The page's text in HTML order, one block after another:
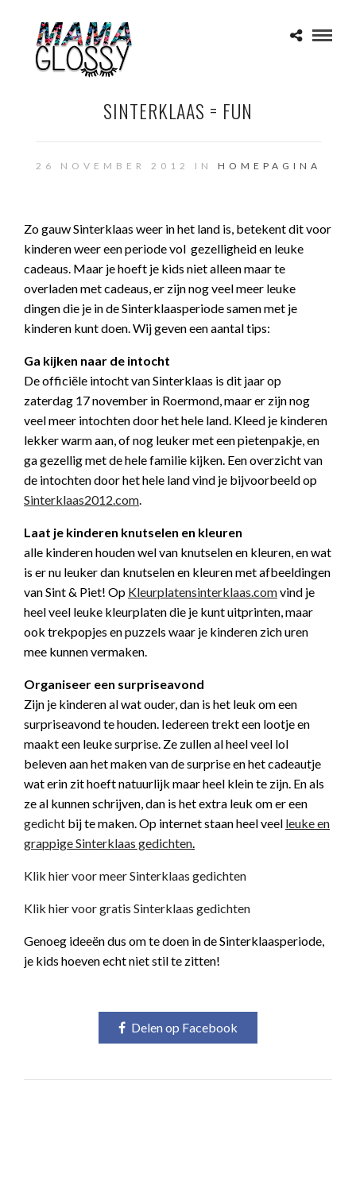
SINTERKLAAS = FUN
26 NOVEMBER 2012 IN HOMEPAGINA
Zo gauw Sinterklaas weer in het land is, betekent dit voor
kinderen weer een periode vol gezelligheid en leuke
cadeaus. Maar je hoeft je kids niet alleen maar te
overladen met cadeaus, er zijn nog veel meer leuke
dingen die je in de Sinterklaasperiode samen met je
kinderen kunt doen. Wij geven een aantal tips:
Ga kijken naar de intocht
De officiële intocht van Sinterklaas is dit jaar op
zaterdag 17 november in Roermond, maar er zijn nog
veel meer intochten door het hele land. Kleed je kinderen
lekker warm aan, of nog leuker met een pietenpakje, en
ga gezellig met de hele familie kijken. Een overzicht van
de intochten door het hele land vind je bijvoorbeeld op
Sinterklaas2012.com.
Laat je kinderen knutselen en kleuren
alle kinderen houden wel van knutselen en kleuren, en wat
is er nu leuker dan knutselen en kleuren met afbeeldingen
van Sint & Piet! Op Kleurplatensinterklaas.comvind je
heel veel leuke kleurplaten die je kunt uitprinten, maar
ook trekpopjes en puzzels waar je kinderen zich uren
mee kunnen vermaken.
Organiseer een surpriseavond
Zijn je kinderen al wat ouder, dan is het leuk om een
surpriseavond te houden. Iedereen trekt een lootje en
maakt een leuke surprise. Ze zullen al heel veel lol
beleven aan het maken van de surprise en het cadeautje
wat erin zit hoeft natuurlijk maar heel klein te zijn. En als
ze al kunnen schrijven, dan is het extra leuk om er een
gedicht bij te maken. Op internet staan heel veel leuke en
grappige Sinterklaas gedichten.
Klik hier voor meer Sinterklaas gedichten
Klik hier voor gratis Sinterklaas gedichten
Genoeg ideeën dus om te doen in de Sinterklaasperiode,
je kids hoeven echt niet stil te zitten!
Delen op Facebook